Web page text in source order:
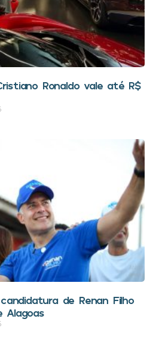
Ronaldo vale até R$
de Renan Filho
Alagoas